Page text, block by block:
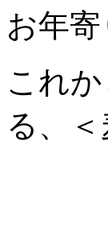
お年
これ
る、